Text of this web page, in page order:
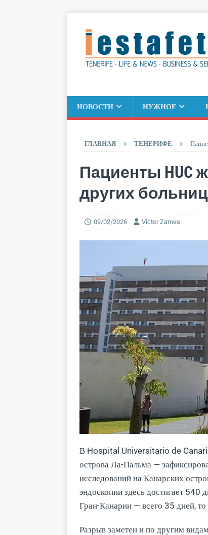
НОВОСТИ НУЖНОЕ
ГЛАВНАЯ ТЕНЕРИФЕ
Пациенты HUC
других
09/02/2026 Victor Zames
В Hospital Universitario de
острова Ла-Пальма —
исследований на Канарских
эндоскопии здесь достигает
Гран-Канарии — всего 35 дней,
Разрыв заметен и по другим